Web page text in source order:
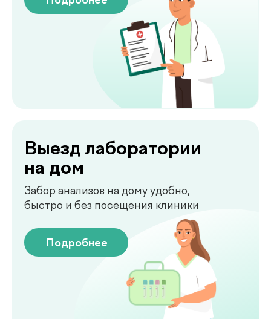
Точные лабораторные анализы с быстрым
Комплексная диагностика для
Подробнее